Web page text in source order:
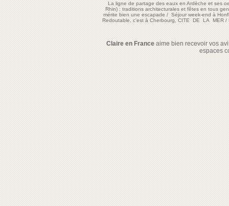
La ligne de partage des eaux en Ardèche et ses
Rhin) : traditions architecturales et fêtes en tous
mérite bien une escapade/Séjour week-end à
Redoutable, c'est à Cherbourg, CITE DE LA MER/
Claire en Franceaime bien recevoir vos
espaces